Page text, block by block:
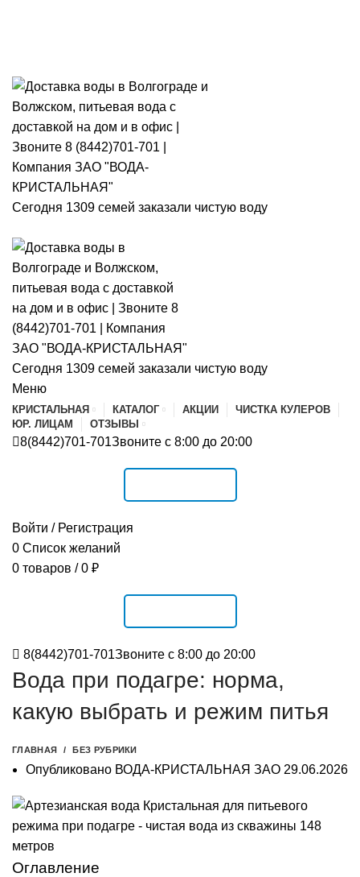
Сегодня 1309 семей заказали чистую воду
Сегодня 1309 семей заказали чистую воду
Меню
КРИСТАЛЬНАЯ КАТАЛОГ АКЦИИ
ЧИСТКА КУЛЕРОВ
ЮР. ЛИЦАМ
ОТЗЫВЫ
8(8442)701-701Звоните с 8:00 до 20:00
Войти / Регистрация
0 Список желаний
0 товаров / 0 ₽
8(8442)701-701Звоните с 8:00 до 20:00
Вода при подагре: норма,
какую выбрать и режим питья
ГЛАВНАЯ БЕЗ РУБРИКИ
Опубликовано ВОДА-КРИСТАЛЬНАЯ ЗАО 29.06.2026
Оглавление